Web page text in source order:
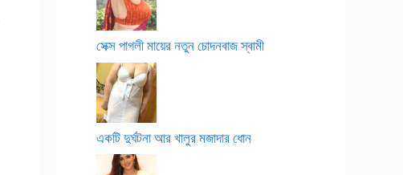
সেক্স পাগলী মায়ের নতুন চোদনবাজ স্বামী
একটি দুর্ঘটনা আর খালুর মজাদার ধোন